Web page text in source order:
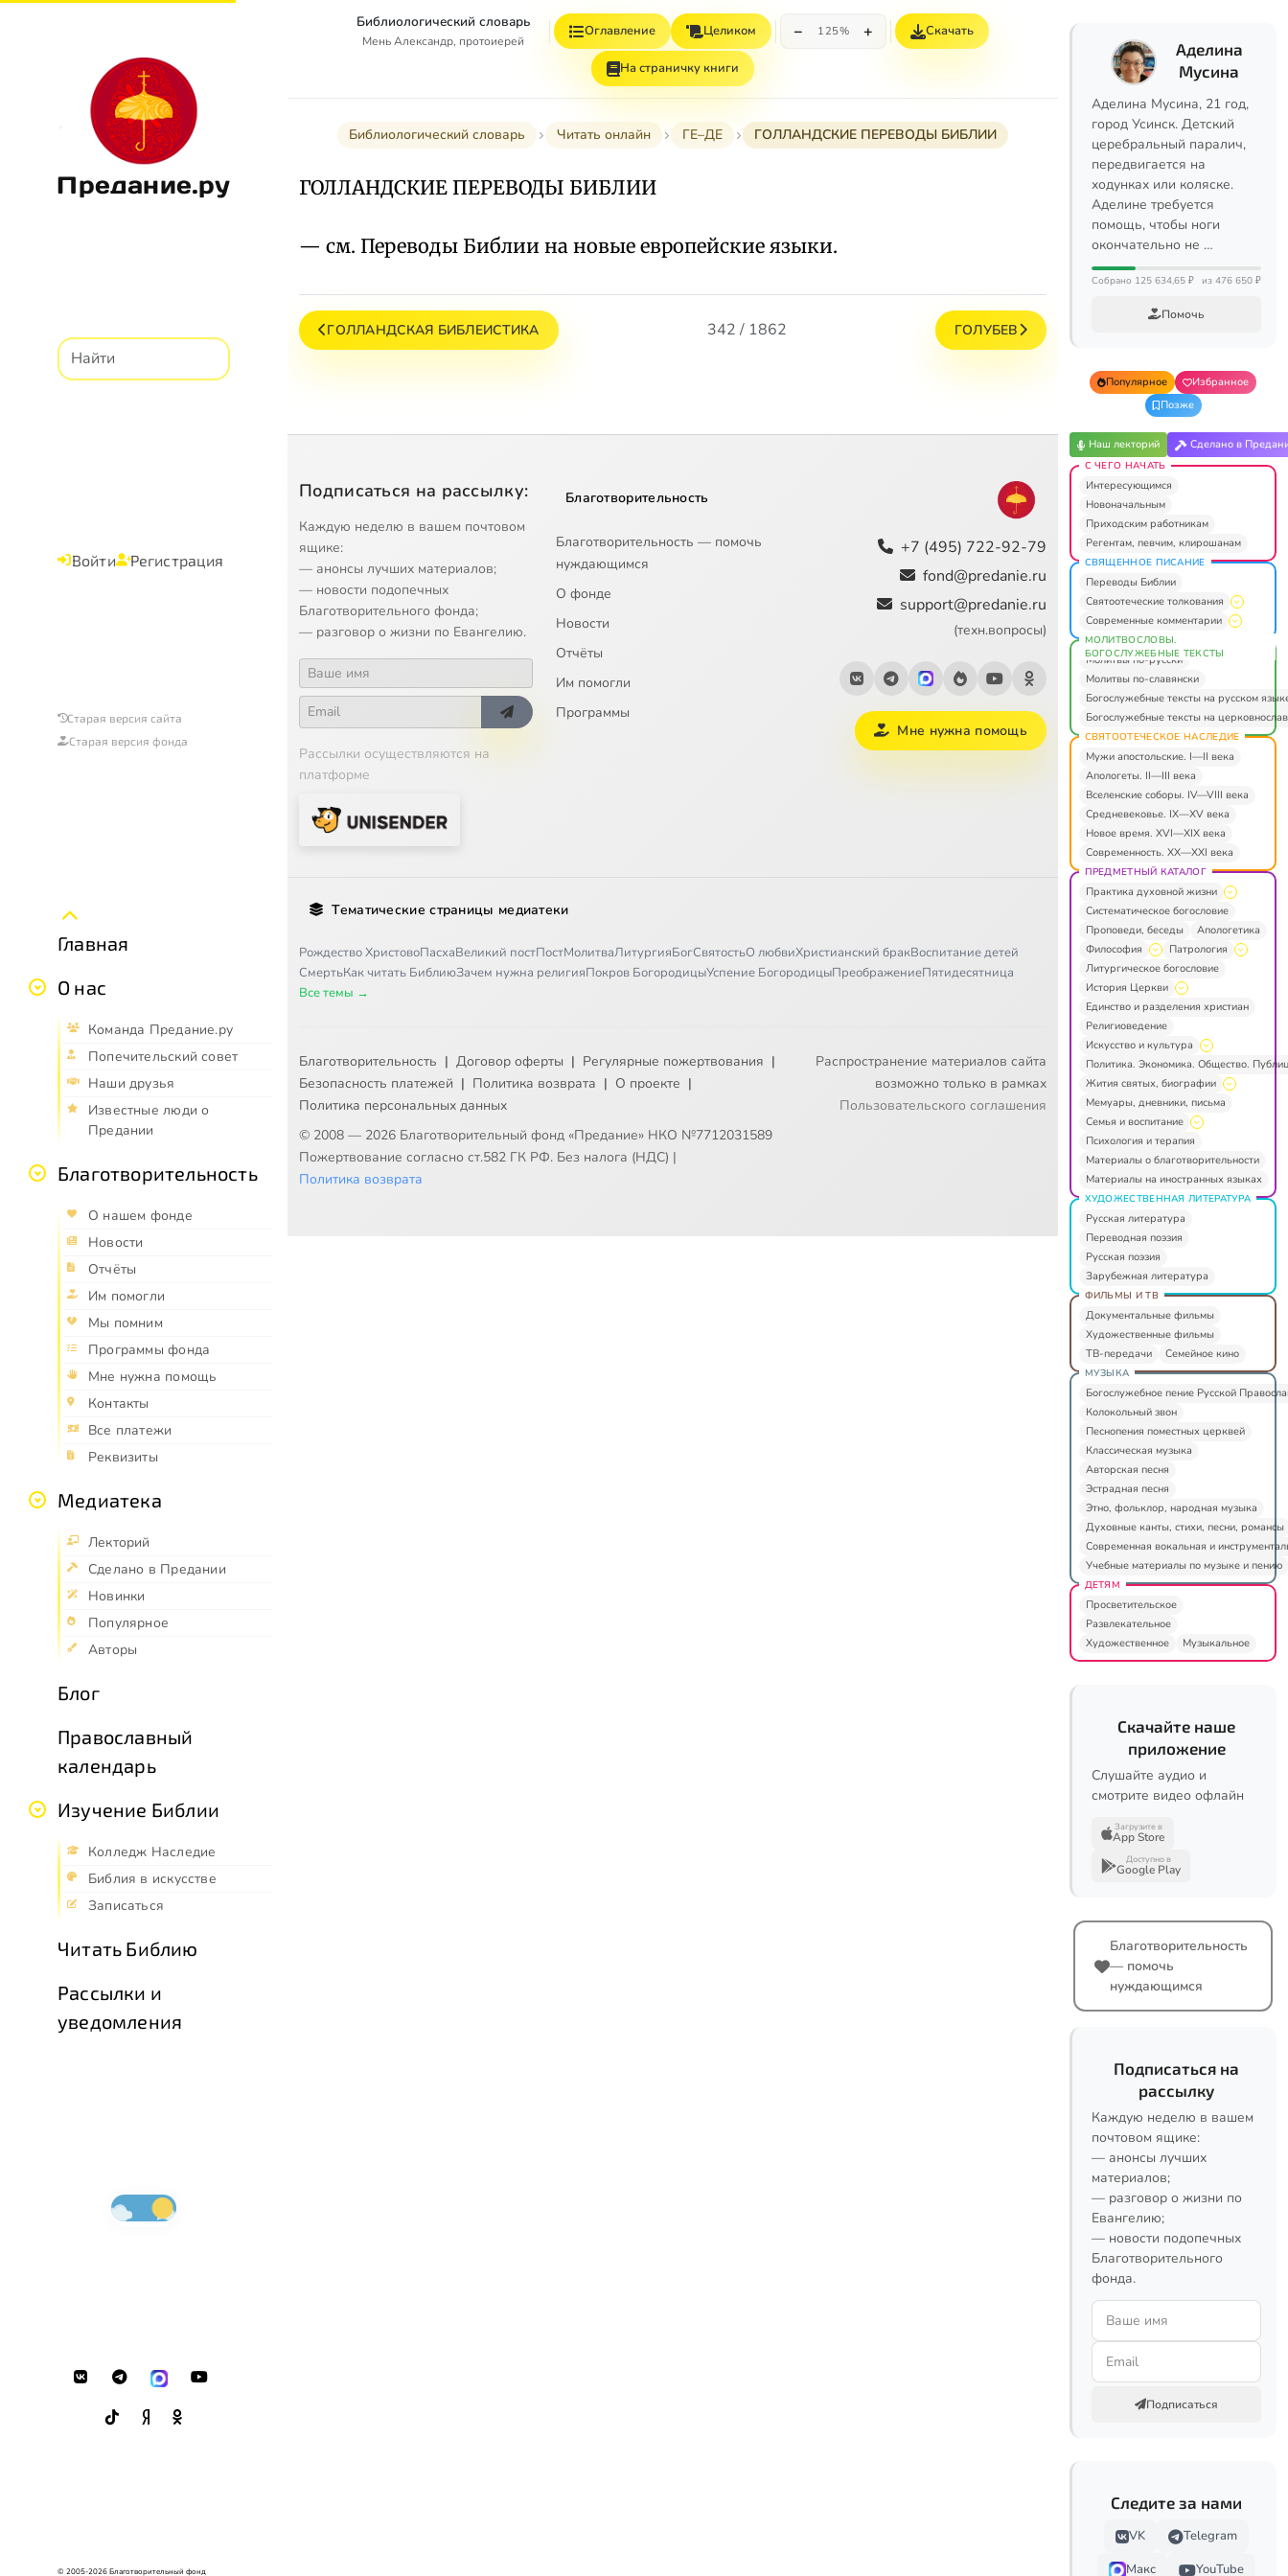
Предание.ру
Войти Регистрация
Старая версия сайта
Старая версия фонда
Главная
О нас
Команда Предание.ру
Попечительский совет
Наши друзья
Известные люди о
Предании
Благотворительность
О нашем фонде
Новости
Отчёты
Им помогли
Мы помним
Программы фонда
Мне нужна помощь
Контакты
Все платежи
Реквизиты
Медиатека
Лекторий
Сделано в Предании
Новинки
Популярное
Авторы
Блог
Православный
календарь
Изучение Библии
Колледж Наследие
Библия в искусстве
Записаться
Читать Библию
Рассылки и
уведомления
© 2005-2026 Благотворительный фонд
Библиологический словарь
Мень Александр, протоиерей
Оглавление Целиком − 125% + Скачать
На страничку книги
Библиологический словарь Читать онлайн ГЕ–ДЕ ГОЛЛАНДСКИЕ ПЕРЕВОДЫ БИБЛИИ
ГОЛЛАНДСКИЕ ПЕРЕВОДЫ БИБЛИИ
— см. Переводы Библии на новые европейские языки.
ГОЛЛАНДСКАЯ БИБЛЕИСТИКА 342 / 1862 ГОЛУБЕВ
Подписаться на рассылку:
Каждую неделю в вашем почтовом
ящике:
— анонсы лучших материалов;
— новости подопечных
Благотворительного фонда;
— разговор о жизни по Евангелию.
Рассылки осуществляются на
платформе
Благотворительность
Благотворительность — помочь
нуждающимся
О фонде
Новости
Отчёты
Им помогли
Программы
+7 (495) 722-92-79
fond@predanie.ru
support@predanie.ru
(техн.вопросы)
Мне нужна помощь
Тематические страницы медиатеки
Рождество ХристовоПасхаВеликий постПостМолитваЛитургияБогСвятостьО любвиХристианский бракВоспитание детей
СмертьКак читать БиблиюЗачем нужна религияПокров БогородицыУспение БогородицыПреображениеПятидесятница
Все темы →
Благотворительность | Договор оферты | Регулярные пожертвования |
Безопасность платежей | Политика возврата | О проекте |
Политика персональных данных
© 2008 — 2026 Благотворительный фонд «Предание» НКО №7712031589
Пожертвование согласно ст.582 ГК РФ. Без налога (НДС) |
Политика возврата
Распространение материалов сайта
возможно только в рамках
Пользовательского соглашения
Аделина
Мусина
Аделина Мусина, 21 год,
город Усинск. Детский
церебральный паралич,
передвигается на
ходунках или коляске.
Аделине требуется
помощь, чтобы ноги
окончательно не …
Собрано 125 634,65 ₽ из 476 650 ₽
Помочь
Популярное
Избранное
Позже
Наш лекторий Сделано в
С ЧЕГО НАЧАТЬ
Интересующимся
Новоначальным
Приходским работникам
Регентам, певчим, клирошанам
СВЯЩЕННОЕ ПИСАНИЕ
Переводы Библии
Святоотеческие толкования
Современные комментарии
МОЛИТВОСЛОВЫ.
БОГОСЛУЖЕБНЫЕ ТЕКСТЫ
Молитвы по-русски
Молитвы по-славянски
Богослужебные тексты на русском
Богослужебные тексты на
СВЯТООТЕЧЕСКОЕ НАСЛЕДИЕ
Мужи апостольские. I—II века
Апологеты. II—III века
Вселенские соборы. IV—VIII века
Средневековье. IX—XV века
Новое время. XVI—XIX века
Современность. XX—XXI века
ПРЕДМЕТНЫЙ КАТАЛОГ
Практика духовной жизни
Систематическое богословие
Проповеди, беседы
Апологетика
Философия
Патрология
Литургическое богословие
История Церкви
Единство и разделения христиан
Религиоведение
Искусство и культура
Политика. Экономика. Общество.
Жития святых, биографии
Мемуары, дневники, письма
Семья и воспитание
Психология и терапия
Материалы о благотворительности
Материалы на иностранных языках
ХУДОЖЕСТВЕННАЯ ЛИТЕРАТУРА
Русская литература
Переводная поэзия
Русская поэзия
Зарубежная литература
ФИЛЬМЫ И ТВ
Документальные фильмы
Художественные фильмы
ТВ-передачи
Семейное кино
МУЗЫКА
Богослужебное пение Русской
Колокольный звон
Песнопения поместных церквей
Классическая музыка
Авторская песня
Эстрадная песня
Этно, фольклор, народная музыка
Духовные канты, стихи, песни, романсы
Современная вокальная и
Учебные материалы по музыке и пению
ДЕТЯМ
Просветительское
Развлекательное
Художественное
Музыкальное
Скачайте наше
приложение
Слушайте аудио и
смотрите видео офлайн
Загрузите в
App Store
Доступно в
Google Play
Благотворительность
— помочь
нуждающимся
Подписаться на
рассылку
Каждую неделю в вашем
почтовом ящике:
— анонсы лучших
материалов;
— разговор о жизни по
Евангелию;
— новости подопечных
Благотворительного
фонда.
Подписаться
Следите за нами
VK
Telegram
Макс
YouTube